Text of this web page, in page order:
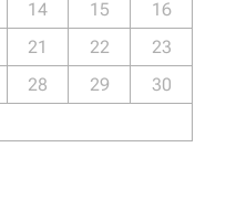
14 15
16
21 22
23
28 29
30